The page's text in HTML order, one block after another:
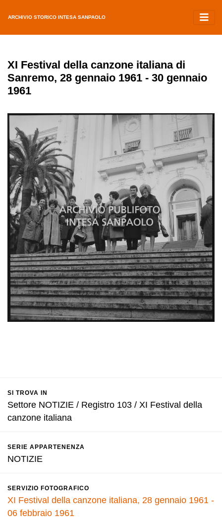
ARCHIVIO STORICO INTESA SANPAOLO
XI Festival della canzone italiana di
Sanremo, 28 gennaio 1961 - 30 gennaio
1961
SI TROVA IN
Settore NOTIZIE / Registro 103 / XI Festival della
canzone italiana
SERIE APPARTENENZA
NOTIZIE
SERVIZIO FOTOGRAFICO
XI Festival della canzone italiana, 28 gennaio 1961 -
06 febbraio 1961